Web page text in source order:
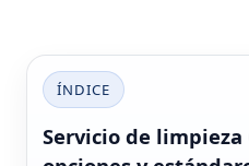
ÍNDICE
Servicio de